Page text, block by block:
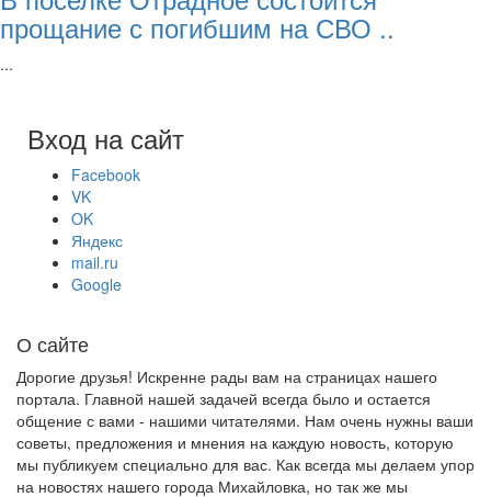
прощание с погибшим на СВО ..
...
Вход на сайт
Facebook
VK
OK
Яндекс
mail.ru
Google
О сайте
Дорогие друзья! Искренне рады вам на страницах нашего
портала. Главной нашей задачей всегда было и остается
общение с вами - нашими читателями. Нам очень нужны ваши
советы, предложения и мнения на каждую новость, которую
мы публикуем специально для вас. Как всегда мы делаем упор
на новостях нашего города Михайловка, но так же мы